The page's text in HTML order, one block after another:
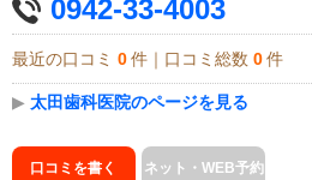
0942-33-4003
最近の口コミ 0 件｜口コミ総数 0 件
▶ 太田歯科医院のページを見る
口コミを書く ネット・WEB予約